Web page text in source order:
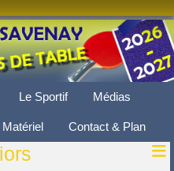
Le Sportif Médias
Matériel Contact & Plan